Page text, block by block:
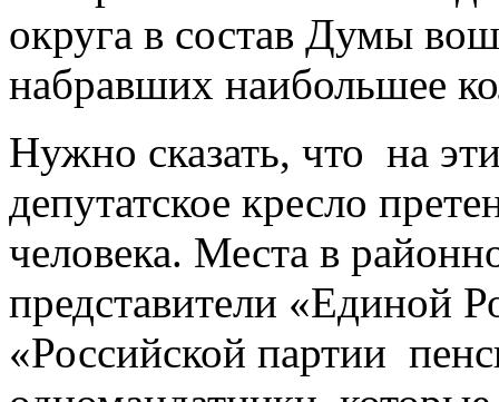
округа в состав Думы
набравших наибольшее
Нужно сказать, что на
депутатское кресло
человека. Места в
представители
«Российской партии